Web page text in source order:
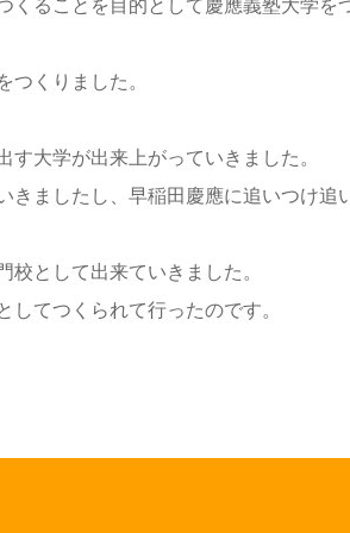
ることを目的として慶應義塾大学を
つくりました。
大学が出来上がっていきました。
きましたし、早稲田慶應に追いつけ追
として出来ていきました。
てつくられて行ったのです。